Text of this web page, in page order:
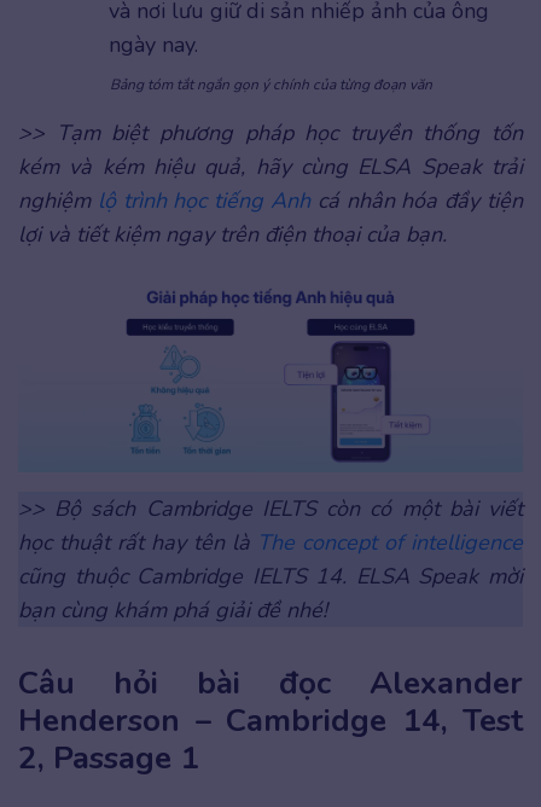
và nơi lưu giữ di sản nhiếp ảnh của ông
ngày nay.
Bảng tóm tắt ngắn gọn ý chính của từng đoạn văn
>> Tạm biệt phương pháp học truyền thống tốn
kém và kém hiệu quả, hãy cùng ELSA Speak trải
nghiệm lộ trình học tiếng Anhcá nhân hóa đầy tiện
lợi và tiết kiệm ngay trên điện thoại của bạn.
>> Bộ sách Cambridge IELTS còn có một bài viết
học thuật rất hay tên là The concept of intelligence
cũng thuộc Cambridge IELTS 14. ELSA Speak mời
bạn cùng khám phá giải đề nhé!
Câu hỏi bài đọc Alexander
Henderson – Cambridge 14, Test
2, Passage 1